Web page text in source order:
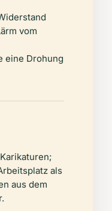
vom
eine Drohung
als
aus dem